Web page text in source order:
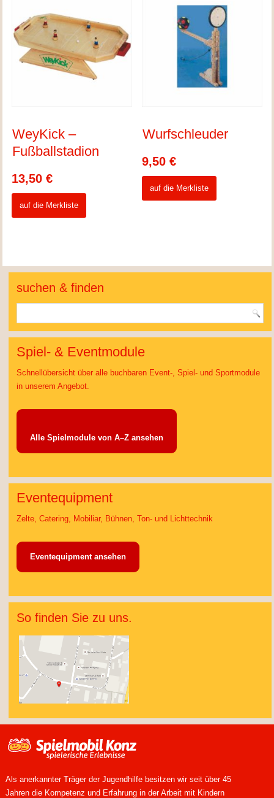
WeyKick –
Fußballstadion
13,50€
auf die Merkliste
Wurfschleuder
9,50€
auf die Merkliste
suchen & finden
Spiel- & Eventmodule
Schnellübersicht über alle buchbaren Event-, Spiel- und Sportmodule
in unserem Angebot.
Alle Spielmodule von A–Z ansehen
Eventequipment
Zelte, Catering, Mobiliar, Bühnen, Ton- und Lichttechnik
Eventequipment ansehen
So finden Sie zu uns.
Als anerkannter Träger der Jugendhilfe besitzen wir seit über 45
Jahren die Kompetenz und Erfahrung in der Arbeit mit Kindern